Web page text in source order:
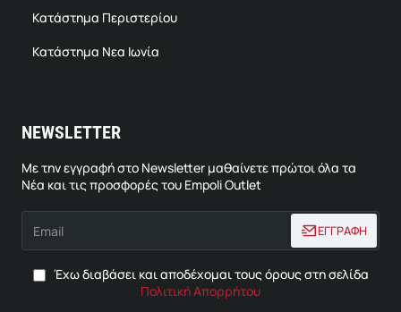
Κατάστημα Περιστερίου
Κατάστημα Νεα Ιωνία
NEWSLETTER
Με την εγγραφή στο Newsletter μαθαίνετε πρώτοι όλα τα
Νέα και τις προσφορές του Empoli Outlet
ΕΓΓΡΑΦΗ
Έχω διαβάσει και αποδέχομαι τους όρους στη σελίδα
Πολιτική Απορρήτου